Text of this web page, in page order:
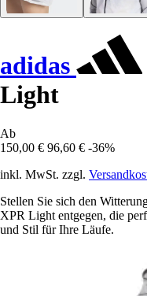
adidas
Light
Ab
150,00 € 96,60 € -36%
inkl. MwSt. zzgl.
Stellen Sie sich den
XPR Light entgegen, die
und Stil für Ihre Läufe.